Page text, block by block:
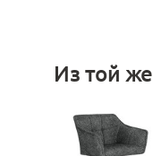
Из той